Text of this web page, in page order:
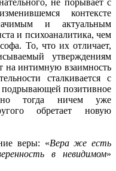
контексте
и актуальным
и психоаналитика, чем
То, что их отличает,
утверждениям
на интимную взаимность
сталкивается с
подрывающей позитивное
тогда ничем уже
обретает новую
веры: «Вера же есть
в невидимом»